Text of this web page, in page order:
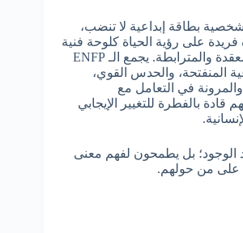
بطاقة إبداعية لا تنضب،
على رؤية الحياة كلوحة فنية
مليئة بالاحتمالات المعقدة والمترابطة. يجمع الـ ENFP
المنفتحة، والحدس القوي،
في التعامل مع
قادة بالفطرة للتغيير الإيجابي
الوجود؛ بل يطمحون لفهم معنى
على من حولهم.